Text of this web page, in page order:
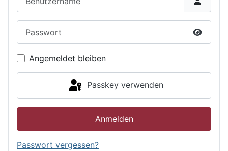
Angemeldet bleiben
Passkey verwenden
Anmelden
Passwort vergessen?